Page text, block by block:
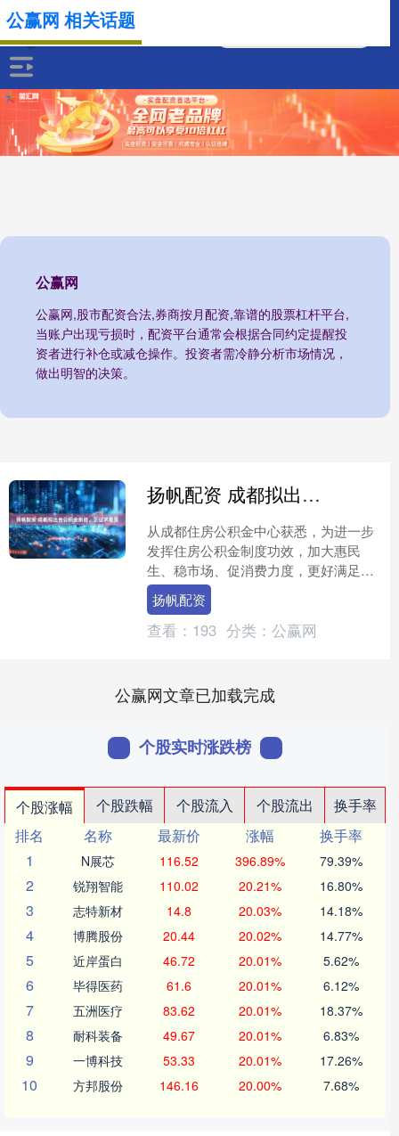
公赢网
公赢网,股市配资合法,券商按月配资,靠谱的股票杠杆平台,
当账户出现亏损时，配资平台通常会根据合同约定提醒投
资者进行补仓或减仓操作。投资者需冷静分析市场情况，
做出明智的决策。
公赢网 相关话题
扬帆配资 成都拟出台公积金新政，正征求意见
从成都住房公积金中心获悉，为进一步
发挥住房公积金制度功效，加大惠民
生、稳市场、促消费力度，更好满足我
市居民刚性和改善性住房需求，成都公
积金中心围绕降门槛、降成本....
扬帆配资
查看： 193 分类： 公赢网
公赢网文章已加载完成
个股实时涨跌榜
个股涨幅 个股跌幅 个股流入 个股流出
换手率
排名
名称 最新价 涨幅
换手率
1
N展芯 116.52 396.89% 79.39%
2 锐翔智能 110.02 20.21% 16.80%
3 志特新材 14.8 20.03% 14.18%
4 博腾股份 20.44 20.02% 14.77%
5 近岸蛋白 46.72 20.01% 5.62%
6 毕得医药 61.6 20.01% 6.12%
7 五洲医疗 83.62 20.01% 18.37%
8 耐科装备 49.67 20.01% 6.83%
9 一博科技 53.33 20.01% 17.26%
10 方邦股份 146.16 20.00% 7.68%